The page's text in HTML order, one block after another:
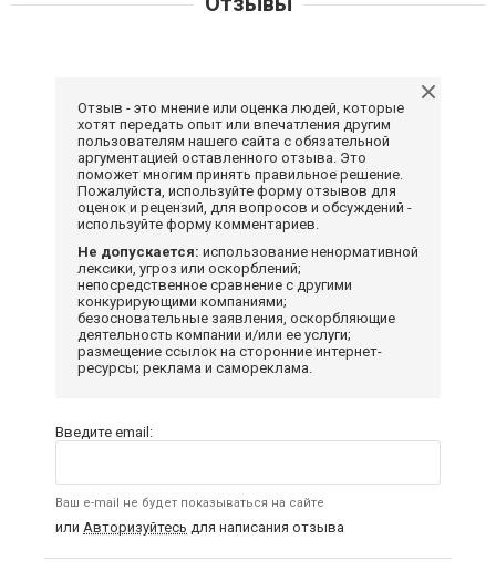
Отзыв - это мнение или оценка людей, которые
хотят передать опыт или впечатления другим
пользователям нашего сайта с обязательной
аргументацией оставленного отзыва. Это
поможет многим принять правильное решение.
Пожалуйста, используйте форму отзывов для
оценок и рецензий, для вопросов и обсуждений -
используйте форму комментариев.
Не допускается: использование ненормативной
лексики, угроз или оскорблений;
непосредственное сравнение с другими
конкурирующими компаниями;
безосновательные заявления, оскорбляющие
деятельность компании и/или ее услуги;
размещение ссылок на сторонние интернет-
ресурсы; реклама и самореклама.
Введите email:
Ваш e-mail не будет показываться на сайте
или Авторизуйтесь для написания отзыва